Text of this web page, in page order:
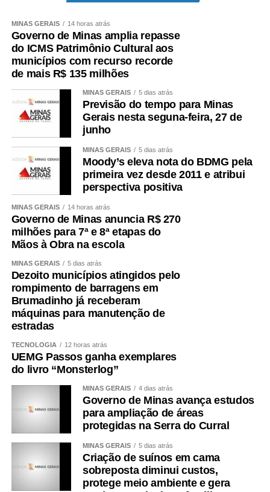
MINAS GERAIS 14 horas atrás
Governo de Minas amplia repasse
do ICMS Patrimônio Cultural aos
municípios com recurso recorde
de mais R$ 135 milhões
MINAS GERAIS 5 dias atrás
Previsão do tempo para Minas
Gerais nesta seguna-feira, 27 de
junho
MINAS GERAIS 5 dias atrás
Moody’s eleva nota do BDMG pela
primeira vez desde 2011 e atribui
perspectiva positiva
MINAS GERAIS 14 horas atrás
Governo de Minas anuncia R$ 270
milhões para 7ª e 8ª etapas do
Mãos à Obra na escola
MINAS GERAIS 5 dias atrás
Dezoito municípios atingidos pelo
rompimento de barragens em
Brumadinho já receberam
máquinas para manutenção de
estradas
TECNOLOGIA 12 horas atrás
UEMG Passos ganha exemplares
do livro “Monsterlog”
MINAS GERAIS 4 dias atrás
Governo de Minas avança estudos
para ampliação de áreas
protegidas na Serra do Curral
MINAS GERAIS 5 dias atrás
Criação de suínos em cama
sobreposta diminui custos,
protege meio ambiente e gera